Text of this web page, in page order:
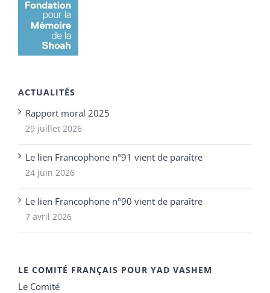
ACTUALITÉS
Rapport moral 2025
29 juillet 2026
Le lien Francophone n°91 vient de paraître
24 juin 2026
Le lien Francophone n°90 vient de paraître
7 avril 2026
LE COMITÉ FRANÇAIS POUR YAD VASHEM
Le Comité